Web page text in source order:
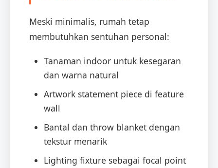
Meski minimalis, rumah tetap
membutuhkan sentuhan personal:
Tanaman indoor untuk kesegaran
dan warna natural
Artwork statement piece di feature
wall
Bantal dan throw blanket dengan
tekstur menarik
Lighting fixture sebagai focal point